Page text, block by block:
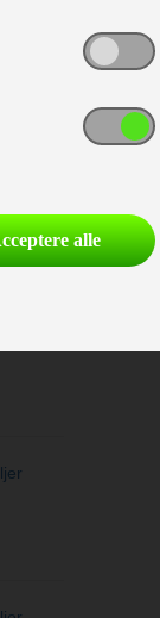
alle